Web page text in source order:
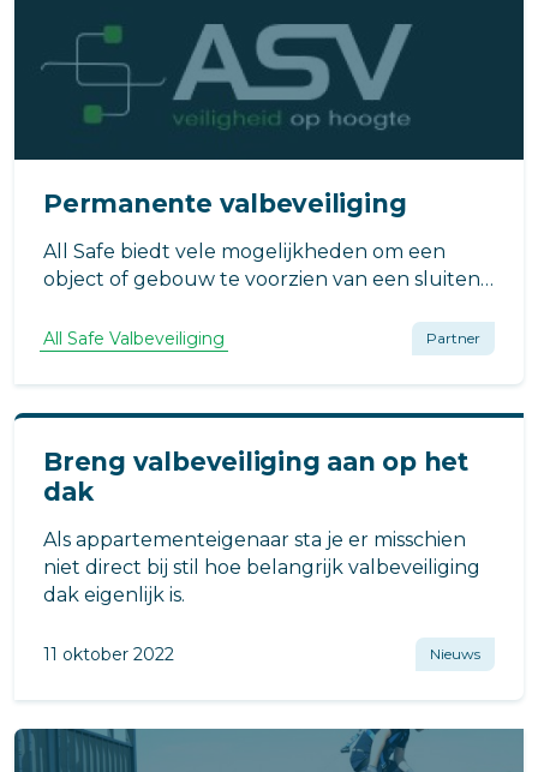
Permanente valbeveiliging
All Safe biedt vele mogelijkheden om een
object of gebouw te voorzien van een sluitend
andere eisen, daarom leveren wij uitsluitend
All Safe Valbeveiliging Partner
Breng valbeveiliging aan op het
dak
Als appartementeigenaar sta je er misschien
niet direct bij stil hoe belangrijk valbeveiliging
dak eigenlijk is.
11 oktober 2022 Nieuws